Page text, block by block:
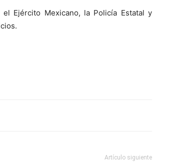
Ejército Mexicano, la Policía Estatal y
Artículo siguiente